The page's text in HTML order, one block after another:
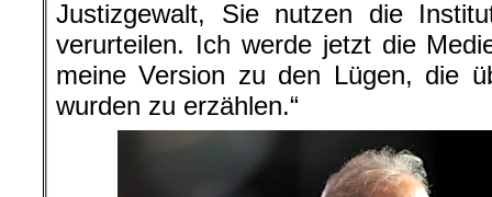
Justizgewalt, Sie nutzen die
verurteilen. Ich werde jetzt die
meine Version zu den Lügen, die
wurden zu erzählen.“